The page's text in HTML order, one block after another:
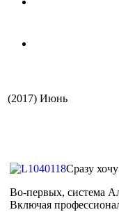
(2017) Июнь
Сразу
Во-первых, система
Включая